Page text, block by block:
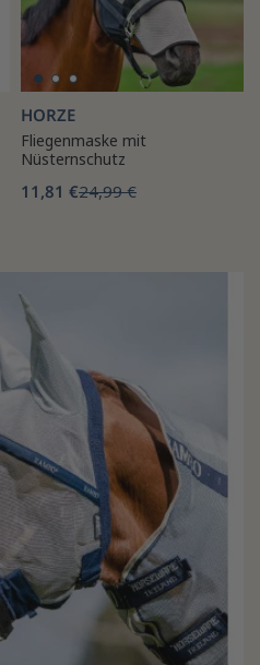
HORZE
Fliegenmaske mit
Nüsternschutz
11,81 €24,99 €